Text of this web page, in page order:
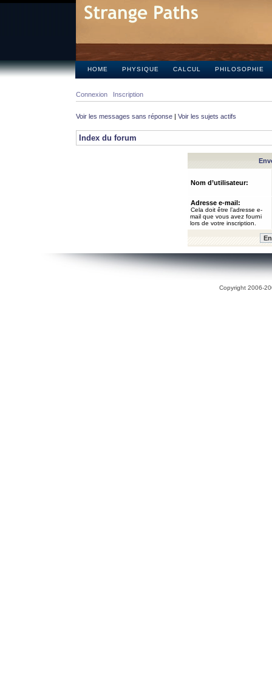
HOME PHYSIQUE CALCUL PHILOSOPHIE
Connexion Inscription
Voir les messages sans réponse | Voir les sujets actifs
Index du forum
Nom d’utilisateur:
Adresse e-mail:
Cela doit être l’adresse e-
mail que vous avez fourni
lors de votre inscription.
Copyright 2006-